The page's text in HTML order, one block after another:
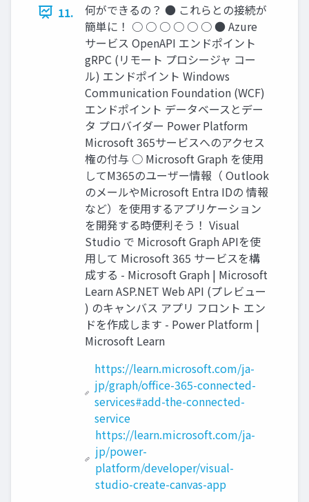
11.
何ができるの？ ● これらとの接続が
簡単に！ ○ ○ ○ ○ ○ ○ ● Azure
サービス OpenAPI エンドポイント
gRPC (リモート プロシージャ コー
ル) エンドポイント Windows
Communication Foundation (WCF)
エンドポイント データベースとデー
タ プロバイダー Power Platform
Microsoft 365サービスへのアクセス
権の付与 ○ Microsoft Graph を使用
してM365のユーザー情報（ Outlook
のメールやMicrosoft Entra IDの 情報
など）を使用するアプリケーション
を開発する時便利そう！ Visual
Studio で Microsoft Graph APIを使
用して Microsoft 365 サービスを構
成する - Microsoft Graph | Microsoft
Learn ASP.NET Web API (プレビュー
) のキャンバス アプリ フロント エン
ドを作成します - Power Platform |
Microsoft Learn
https://learn.microsoft.com/ja-
jp/graph/office-365-connected-
services#add-the-connected-
service
https://learn.microsoft.com/ja-
jp/power-
platform/developer/visual-
studio-create-canvas-app